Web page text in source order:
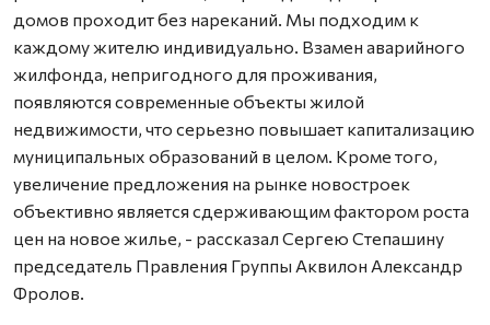
домов проходит без нареканий. Мы подходим к
каждому жителю индивидуально. Взамен аварийного
жилфонда, непригодного для проживания,
появляются современные объекты жилой
недвижимости, что серьезно повышает капитализацию
муниципальных образований в целом. Кроме того,
увеличение предложения на рынке новостроек
объективно является сдерживающим фактором роста
цен на новое жилье, - рассказал Сергею Степашину
председатель Правления Группы Аквилон Александр
Фролов.